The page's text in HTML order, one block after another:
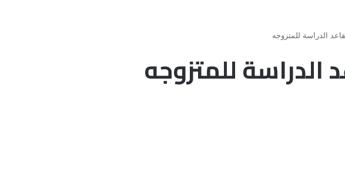
الدراسة للمتزوجه
للمتزوجه